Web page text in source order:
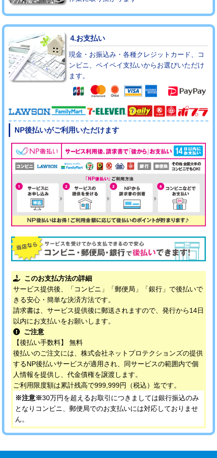
4.お支払い
現金・お振込み・各種クレジットカード、コ
ンビニ、ペイペイ支払いからお選びいただけ
ます。
NP後払いがご利用いただけます
このお支払方法の詳細
サービス提供後、「コンビニ」「郵便局」「銀行」で後払いで
きる安心・簡単な決済方法です。
請求書は、サービス提供後に郵送されますので、発行から14日
以内にお支払いをお願いします。
ご注意
【後払い手数料】 無料
後払いのご注文には、株式会社ネットプロテクションズの提供
するNP後払いサービスが適用され、同サービスの範囲内で個
人情報を提供し、代金債権を譲渡します。
ご利用限度額は累計残高で999,999円（税込）迄です。
※注意※30万円を超えるお取引につきましては銀行振込のみ
となりコンビニ、郵便局でのお支払いには対応しておりませ
ん。